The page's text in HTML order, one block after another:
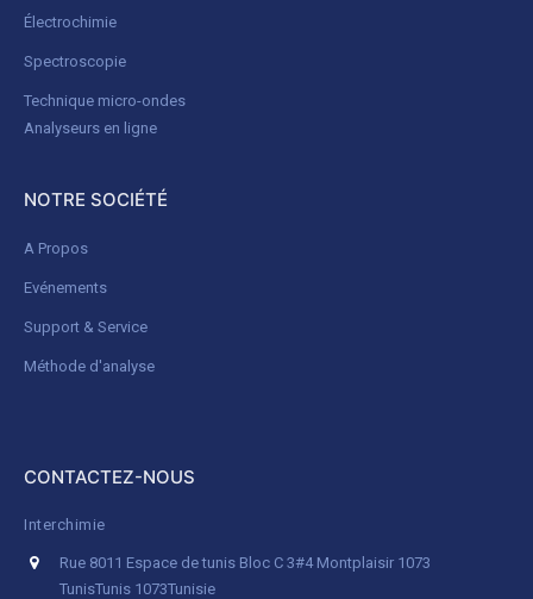
Électrochimie
Spectroscopie
Technique micro-ondes
Analyseurs en ligne
NOTRE SOCIÉTÉ
A Propos
Evénements
Support & Service
Méthode d'analyse
CONTACTEZ-NOUS
Interchimie
Rue 8011 Espace de tunis Bloc C 3#4 Montplaisir 1073
TunisTunis 1073Tunisie